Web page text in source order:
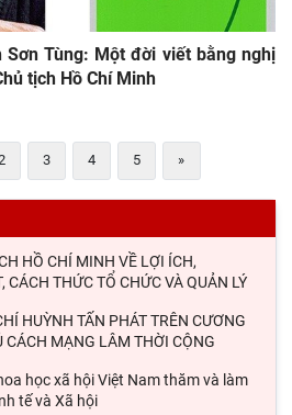
Sơn Tùng: Một đời viết bằng nghị
tịch Hồ Chí Minh
3 4 5 »
HỒ CHÍ MINH VỀ LỢI ÍCH,
CÁCH THỨC TỔ CHỨC VÀ QUẢN LÝ
HUỲNH TẤN PHÁT TRÊN CƯƠNG
CÁCH MẠNG LÂM THỜI CỘNG
học xã hội Việt Nam thăm và làm
tế và Xã hội